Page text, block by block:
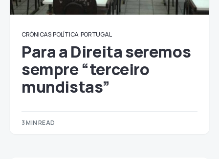
CRÓNICAS POLÍTICA PORTUGAL
Para a Direita seremos
sempre “terceiro
mundistas”
3 MIN READ